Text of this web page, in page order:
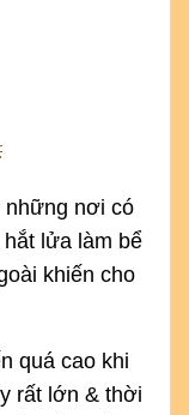
những nơi có
lửa làm bể
khiến cho
quá cao khi
rất lớn & thời